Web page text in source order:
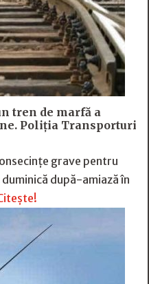
tren de marfă a
Poliția Transporturi
grave pentru
după-amiază în